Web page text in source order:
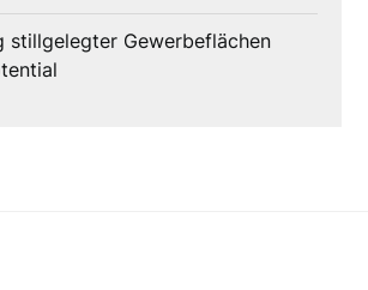
stillgelegter Gewerbeflächen